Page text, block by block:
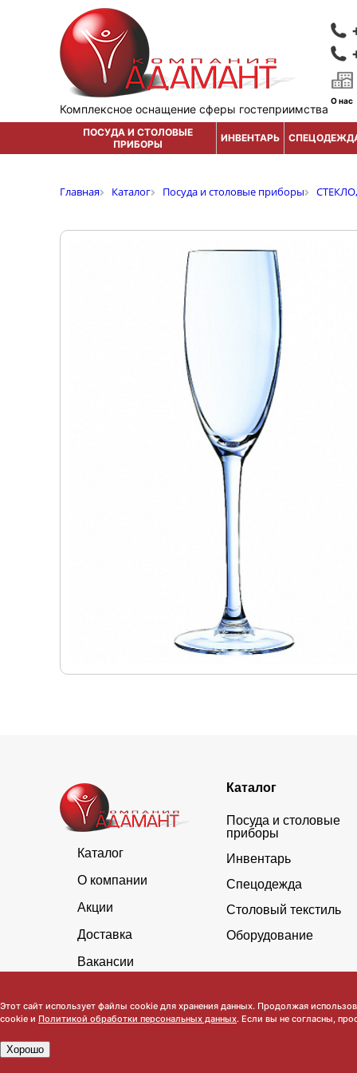
Комплексное оснащение сферы гостеприимства
О нас
ПОСУДА И СТОЛОВЫЕ
ПРИБОРЫ
ИНВЕНТАРЬ
Главная Каталог Посуда и столовые приборы
Каталог
О компании
Акции
Доставка
Вакансии
Каталог
Посуда и столовые
приборы
Инвентарь
Спецодежда
Столовый текстиль
Оборудование
Обратите внимание, что данный сайт носит исключительно
Этот сайт использует файлы cookie для хранения данных. Продолжая
cookie и Политикой обработки персональных данных. Если вы не согласны,
Хорошо